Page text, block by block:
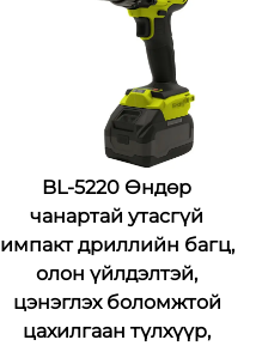
Тохируулагдах
боломжтой
Хүргэлтийн хугацаа:
15~20 өдөр
Нийлүүлэх чадавхи:
OEM/ODM
BL-5220 Өндөр
чанартай утасгүй
импакт дриллийн багц,
олон үйлдэлтэй,
цэнэглэх боломжтой
цахилгаан түлхүүр,